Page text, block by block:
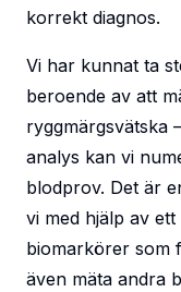
korrekt diagnos.
Vi har kunnat ta
beroende av att
ryggmärgsvätska
analys kan vi
blodprov. Det är
vi med hjälp av
biomarkörer som
även mäta andra